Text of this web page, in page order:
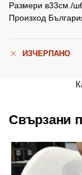
Размери в33см./
Произход
ИЗЧЕРПАНО
Свързани